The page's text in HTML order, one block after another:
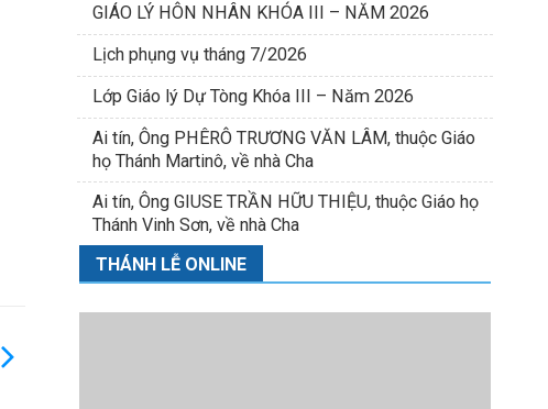
GIÁO LÝ HÔN NHÂN KHÓA III – NĂM 2026
Lịch phụng vụ tháng 7/2026
Lớp Giáo lý Dự Tòng Khóa III – Năm 2026
Ai tín, Ông PHÊRÔ TRƯƠNG VĂN LÂM, thuộc Giáo
họ Thánh Martinô, về nhà Cha
Ai tín, Ông GIUSE TRẦN HỮU THIỆU, thuộc Giáo họ
Thánh Vinh Sơn, về nhà Cha
THÁNH LỄ ONLINE